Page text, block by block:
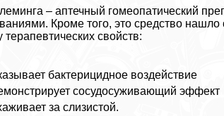
– аптечный гомеопатический
Кроме того, это средство
терапевтических свойств:
бактерицидное воздействие
сосудосуживающий эффект
за слизистой.